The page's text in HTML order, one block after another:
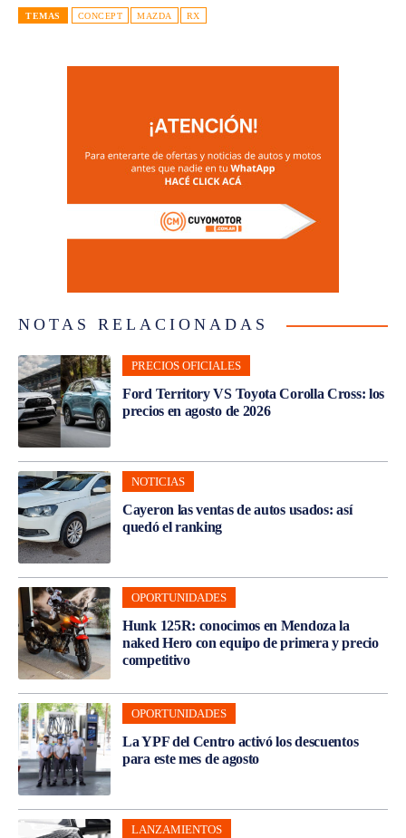
TEMAS CONCEPT MAZDA RX
NOTAS RELACIONADAS
PRECIOS OFICIALES
Ford Territory VS Toyota Corolla Cross: los
precios en agosto de 2026
NOTICIAS
Cayeron las ventas de autos usados: así
quedó el ranking
OPORTUNIDADES
Hunk 125R: conocimos en Mendoza la
naked Hero con equipo de primera y precio
competitivo
OPORTUNIDADES
La YPF del Centro activó los descuentos
para este mes de agosto
LANZAMIENTOS